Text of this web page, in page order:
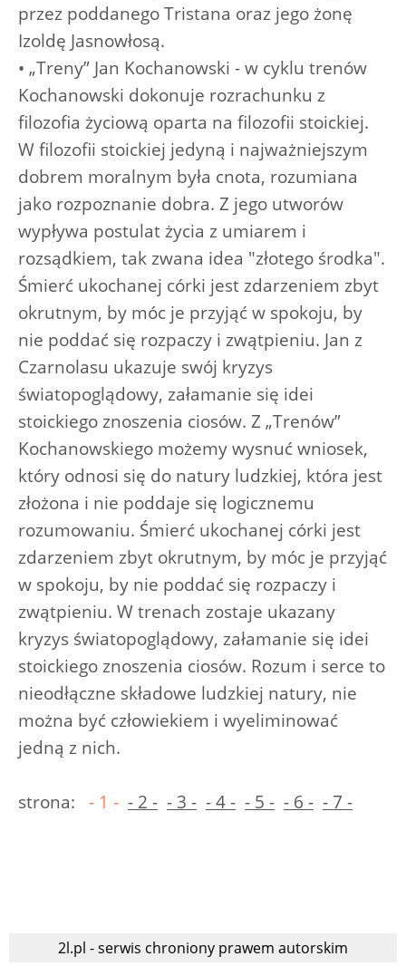
przez poddanego Tristana oraz jego żonę
Izoldę Jasnowłosą.
• „Treny” Jan Kochanowski - w cyklu trenów
Kochanowski dokonuje rozrachunku z
filozofia życiową oparta na filozofii stoickiej.
W filozofii stoickiej jedyną i najważniejszym
dobrem moralnym była cnota, rozumiana
jako rozpoznanie dobra. Z jego utworów
wypływa postulat życia z umiarem i
rozsądkiem, tak zwana idea "złotego środka".
Śmierć ukochanej córki jest zdarzeniem zbyt
okrutnym, by móc je przyjąć w spokoju, by
nie poddać się rozpaczy i zwątpieniu. Jan z
Czarnolasu ukazuje swój kryzys
światopoglądowy, załamanie się idei
stoickiego znoszenia ciosów. Z „Trenów”
Kochanowskiego możemy wysnuć wniosek,
który odnosi się do natury ludzkiej, która jest
złożona i nie poddaje się logicznemu
rozumowaniu. Śmierć ukochanej córki jest
zdarzeniem zbyt okrutnym, by móc je przyjąć
w spokoju, by nie poddać się rozpaczy i
zwątpieniu. W trenach zostaje ukazany
kryzys światopoglądowy, załamanie się idei
stoickiego znoszenia ciosów. Rozum i serce to
nieodłączne składowe ludzkiej natury, nie
można być człowiekiem i wyeliminować
jedną z nich.
strona: - 1 - - 2 - - 3 - - 4 - - 5 - - 6 - - 7 -
2l.pl - serwis chroniony prawem autorskim